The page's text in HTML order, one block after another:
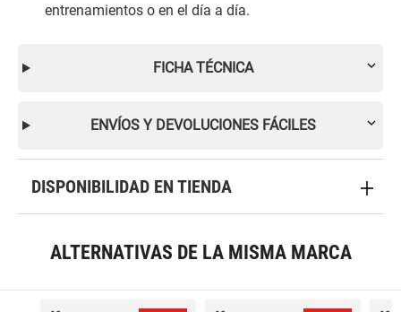
entrenamientos o en el día a día.
FICHA TÉCNICA
ENVÍOS Y DEVOLUCIONES FÁCILES
DISPONIBILIDAD EN TIENDA
ALTERNATIVAS DE LA MISMA MARCA